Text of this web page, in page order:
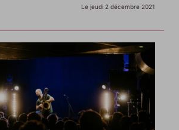
Le jeudi 2 décembre 2021